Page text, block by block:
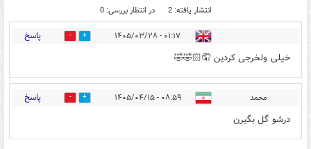
انتشار یافته: 2 در انتظار بررسی: 0
۰۱:۱۷ - ۱۴۰۵/۰۳/۲۸ 0 پاسخ
خیلی ولخرجی کردین 🤦🏻🤣🤣
محمد ۰۸:۵۹ - ۱۴۰۵/۰۴/۱۵ 0 پاسخ
درشو گل بگیرن